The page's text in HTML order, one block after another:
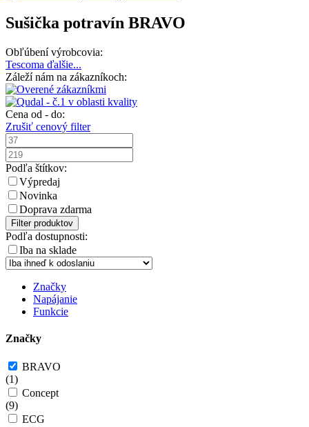
Sušička potravín BRAVO
Obľúbení výrobcovia:
Tescoma ďalšie...
Záleží nám na zákazníkoch:
Cena od - do:
Zrušiť cenový filter
Podľa štítkov:
Výpredaj
Novinka
Doprava zdarma
Filter produktov
Podľa dostupnosti:
Iba na sklade
Značky
Napájanie
Funkcie
Značky
BRAVO
(1)
Concept
(9)
ECG